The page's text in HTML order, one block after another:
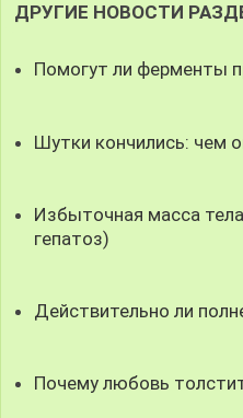
ДРУГИЕ НОВОСТИ
Помогут ли ферменты
Шутки кончились: чем
Избыточная масса
гепатоз)
Действительно ли
Почему любовь